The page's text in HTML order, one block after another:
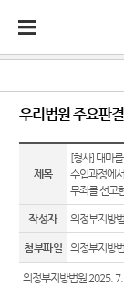
법원
소개
법원장
인사말
연혁
조직 및
전화번
호
지원
소개
고양지
남양주
지원
소식
새소식
우리법
원 주요
판결
법원게
시판
민원
민원안
내
담안내
자주묻
는질문
정보
통일법
연구회
색
판결서
사본 제
공신청
소통
법원에
바란다
신고센
터
칭찬합
니다
우리법원 주요판결
제목
[형사] 대마
수입과정에
무죄를 선고
작성자 의정부지방
첨부파일 의정부지방
의정부지방법원 2025.
원
원
정
보
소
통